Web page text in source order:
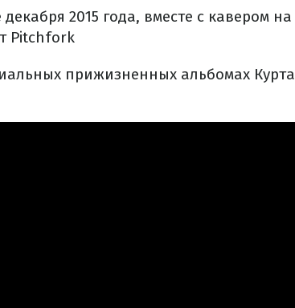
2015 года, вместе с кавером на
Pitchfork
прижизненных альбомах Курта